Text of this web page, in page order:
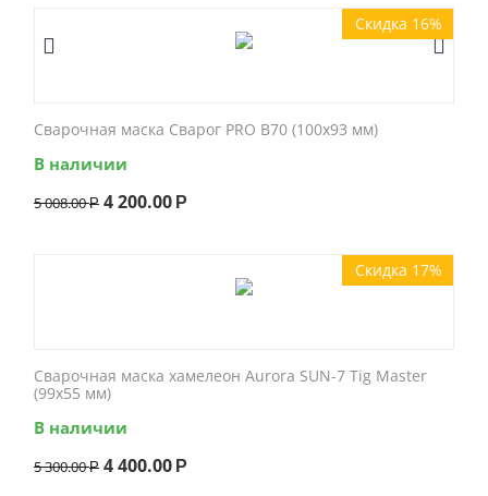
Скидка 16%
Сварочная маска Сварог PRO B70 (100x93 мм)
В наличии
5 008.00 Р 4 200.00 Р
Скидка 17%
Сварочная маска хамелеон Aurora SUN-7 Tig Master
(99x55 мм)
В наличии
5 300.00 Р 4 400.00 Р